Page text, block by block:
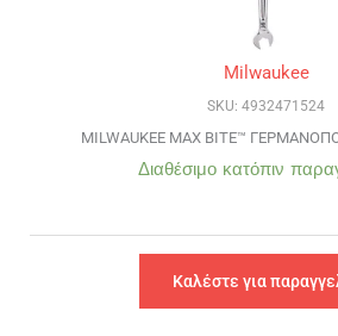
Milwaukee
SKU: 4932471524
MILWAUKEE MAX BITE™
Διαθέσιμο κατόπιν
Καλέστε για